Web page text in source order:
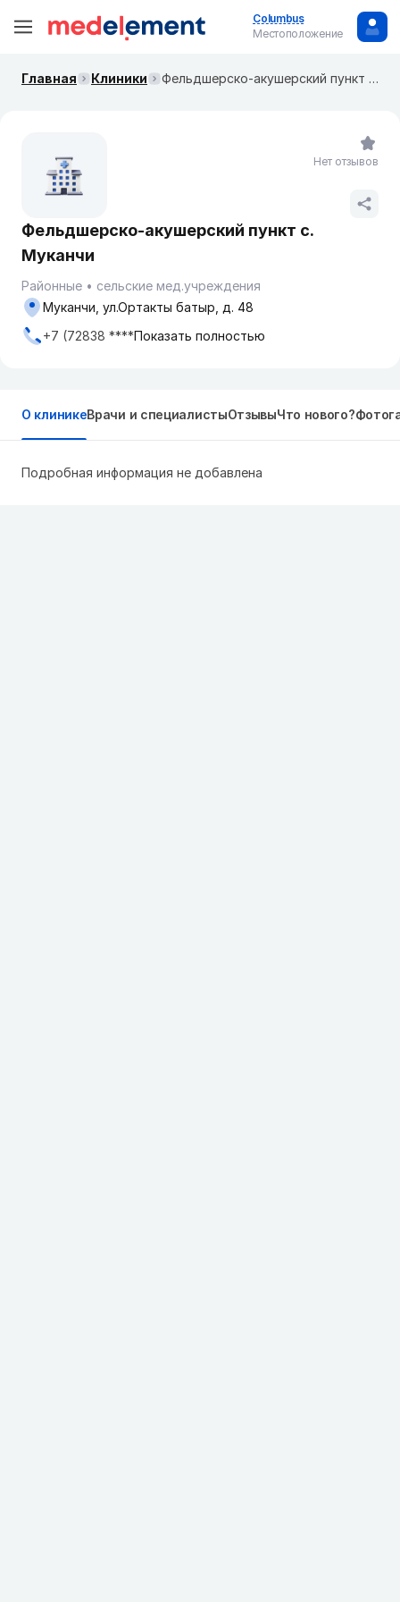
Columbus
Местоположение
Главная Клиники Фельдшерско-акушерский пункт с. Муканчи
Фельдшерско-акушерский пункт с.
Муканчи
Районные
сельские мед.учреждения
Муканчи, ул.Ортакты батыр, д. 48
+7 (72838 ****Показать полностью
Нет отзывов
О клиникеВрачи и специалистыОтзывыЧто нового?
Подробная информация не добавлена